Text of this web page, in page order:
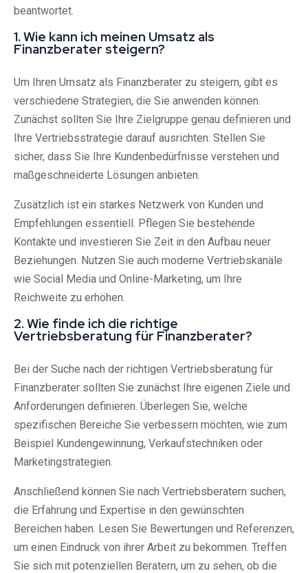
beantwortet.
1. Wie kann ich meinen Umsatz als
Finanzberater steigern?
Um Ihren Umsatz als Finanzberater zu steigern, gibt es
verschiedene Strategien, die Sie anwenden können.
Zunächst sollten Sie Ihre Zielgruppe genau definieren und
Ihre Vertriebsstrategie darauf ausrichten. Stellen Sie
sicher, dass Sie Ihre Kundenbedürfnisse verstehen und
maßgeschneiderte Lösungen anbieten.
Zusätzlich ist ein starkes Netzwerk von Kunden und
Empfehlungen essentiell. Pflegen Sie bestehende
Kontakte und investieren Sie Zeit in den Aufbau neuer
Beziehungen. Nutzen Sie auch moderne Vertriebskanäle
wie Social Media und Online-Marketing, um Ihre
Reichweite zu erhöhen.
2. Wie finde ich die richtige
Vertriebsberatung für Finanzberater?
Bei der Suche nach der richtigen Vertriebsberatung für
Finanzberater sollten Sie zunächst Ihre eigenen Ziele und
Anforderungen definieren. Überlegen Sie, welche
spezifischen Bereiche Sie verbessern möchten, wie zum
Beispiel Kundengewinnung, Verkaufstechniken oder
Marketingstrategien.
Anschließend können Sie nach Vertriebsberatern suchen,
die Erfahrung und Expertise in den gewünschten
Bereichen haben. Lesen Sie Bewertungen und Referenzen,
um einen Eindruck von ihrer Arbeit zu bekommen. Treffen
Sie sich mit potenziellen Beratern, um zu sehen, ob die